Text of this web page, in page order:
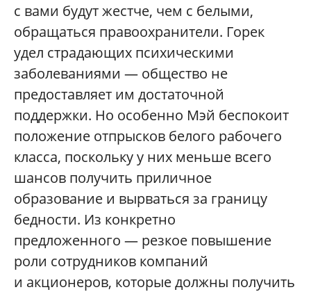
с вами будут жестче, чем с белыми,
обращаться правоохранители. Горек
удел страдающих психическими
заболеваниями — общество не
предоставляет им достаточной
поддержки. Но особенно Мэй беспокоит
положение отпрысков белого рабочего
класса, поскольку у них меньше всего
шансов получить приличное
образование и вырваться за границу
бедности. Из конкретно
предложенного — резкое повышение
роли сотрудников компаний
и акционеров, которые должны получить